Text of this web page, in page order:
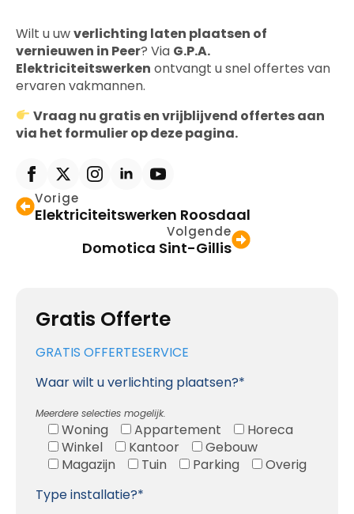
Gratis Offerte
GRATIS OFFERTESERVICE
Waar wilt u verlichting plaatsen?*
Meerdere selecties mogelijk.
Woning Appartement
Horeca
Winkel
Kantoor
Gebouw
Magazijn
Tuin Parking
Overig
Type installatie?*
Wilt u uwverlichting laten plaatsen of
vernieuwen in Peer? Via G.P.A.
Elektriciteitswerken ontvangt u snel offertes van
ervaren vakmannen.
Vraag nu gratis en vrijblijvend offertes aan
via het formulier op deze pagina.
Vorige
Elektriciteitswerken Roosdaal
Volgende
Domotica Sint-Gillis